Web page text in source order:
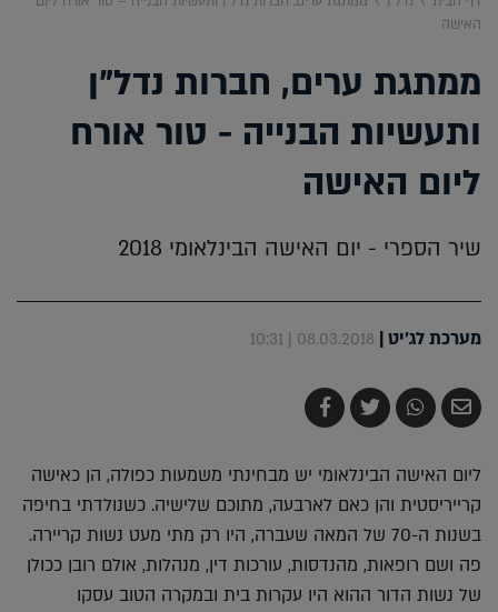
האישה
ממתגת ערים, חברות נדל"ן
ותעשיות הבנייה - טור אורח
ליום האישה
שיר הספרי - יום האישה הבינלאומי 2018
מערכת לג'יט|
08.03.2018 | 10:31
שלח
בדואר
שתף
ב-
צייץ
ב-
שתף
ב-
ליום האישה הבינלאומי יש מבחינתי משמעות כפולה, הן כאישה
קרייריסטית והן כאם לארבעה, מתוכם שלישיה. כשנולדתי בחיפה
בשנות ה-70 של המאה שעברה, היו רק מתי מעט נשות קריירה.
פה ושם רופאות, מהנדסות, עורכות דין, מנהלות, אולם רובן ככולן
של נשות הדור ההוא היו עקרות בית ובמקרה הטוב עסקו